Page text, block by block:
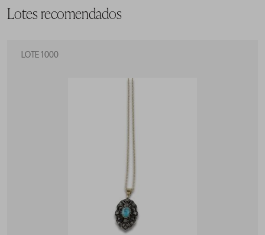
Lotes recomendados
LOTE 1000